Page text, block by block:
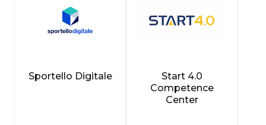
Sportello Digitale
Start 4.0
Competence
Center